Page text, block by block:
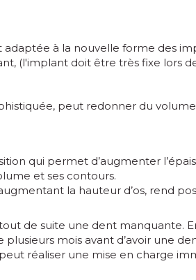
à la nouvelle forme des
(l'implant doit être très fixe lors
peut redonner du
qui permet d’augmenter
et ses contours.
la hauteur d’os, rend
de suite une dent manquante.
mois avant d’avoir une
réaliser une mise en charge